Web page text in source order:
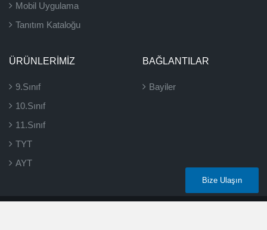
Mobil Uygulama
Tanıtım Kataloğu
ÜRÜNLERIMIZ
9.Sınıf
10.Sınıf
11.Sınıf
TYT
AYT
BAĞLANTILAR
Bayiler
Bize Ulaşın